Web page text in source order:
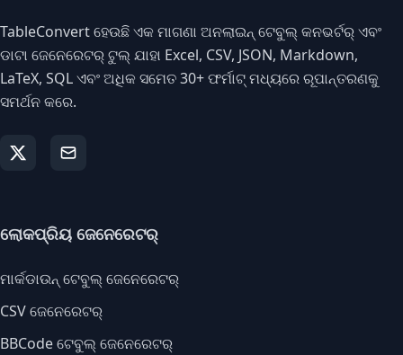
TableConvert ହେଉଛି ଏକ ମାଗଣା ଅନଲାଇନ୍ ଟେବୁଲ୍ କନଭର୍ଟର୍ ଏବଂ
ଡାଟା ଜେନେରେଟର୍ ଟୁଲ୍ ଯାହା Excel, CSV, JSON, Markdown,
LaTeX, SQL ଏବଂ ଅଧିକ ସମେତ 30+ ଫର୍ମାଟ୍ ମଧ୍ୟରେ ରୂପାନ୍ତରଣକୁ
ସମର୍ଥନ କରେ.
ଲୋକପ୍ରିୟ ଜେନେରେଟର୍
ମାର୍କଡାଉନ୍ ଟେବୁଲ୍ ଜେନେରେଟର୍
CSV ଜେନେରେଟର୍
BBCode ଟେବୁଲ୍ ଜେନେରେଟର୍